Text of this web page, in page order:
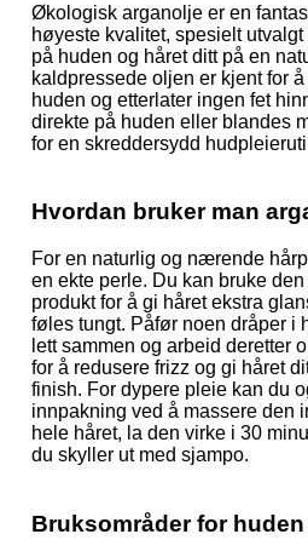
Økologisk arganolje er en
høyeste kvalitet, spesielt
på huden og håret ditt på en
kaldpressede oljen er kjent for
huden og etterlater ingen fet
direkte på huden eller blandes
for en skreddersydd
Hvordan bruker man
For en naturlig og nærende
en ekte perle. Du kan bruke
produkt for å gi håret ekstra
føles tungt. Påfør noen dråper i
lett sammen og arbeid deretter
for å redusere frizz og gi håret
finish. For dypere pleie kan du
innpakning ved å massere den
hele håret, la den virke i 30
du skyller ut med sjampo.
Bruksområder for huden